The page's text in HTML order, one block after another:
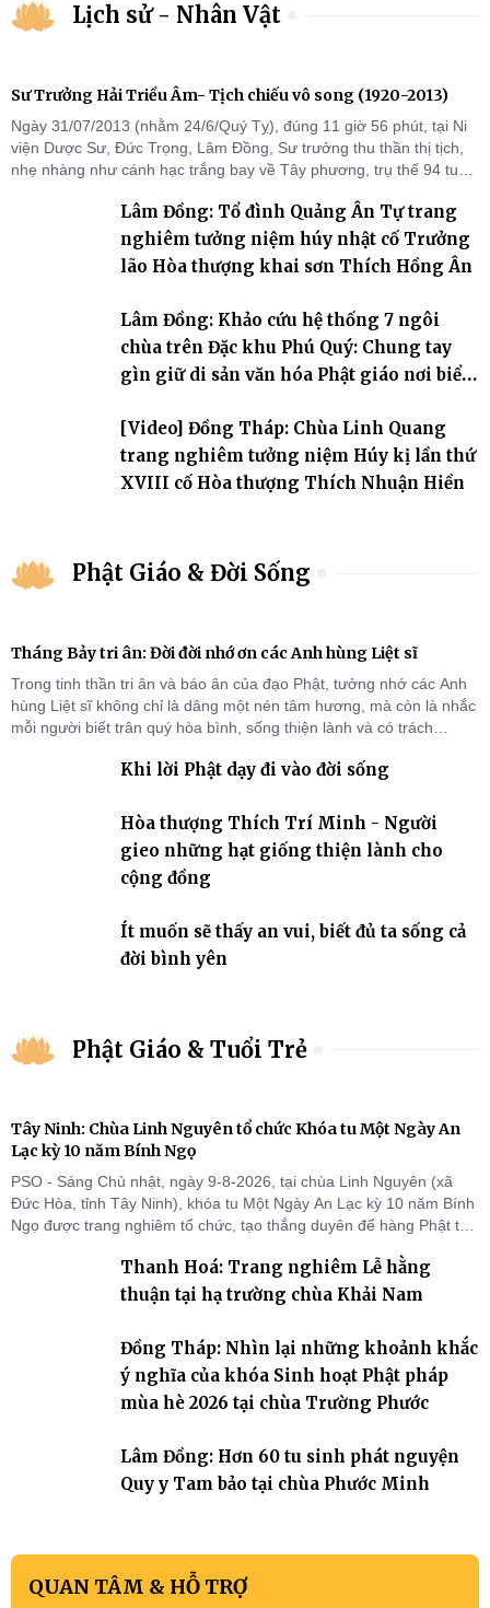
Lịch sử - Nhân Vật
Sư Trưởng Hải Triều Âm- Tịch chiếu vô song (1920-2013)
Ngày 31/07/2013 (nhằm 24/6/Quý Tỵ), đúng 11 giờ 56 phút, tại Ni
viện Dược Sư, Đức Trọng, Lâm Đồng, Sư trưởng thu thần thị tịch,
nhẹ nhàng như cánh hạc trắng bay về Tây phương, trụ thế 94 tuổi
Lâm Đồng: Tổ đình Quảng Ân Tự trang
nghiêm tưởng niệm húy nhật cố Trưởng
lão Hòa thượng khai sơn Thích Hồng Ân
Lâm Đồng: Khảo cứu hệ thống 7 ngôi
chùa trên Đặc khu Phú Quý: Chung tay
gìn giữ di sản văn hóa Phật giáo nơi biển
[Video] Đồng Tháp: Chùa Linh Quang
trang nghiêm tưởng niệm Húy kị lần thứ
XVIII cố Hòa thượng Thích Nhuận Hiền
Phật Giáo & Đời Sống
Tháng Bảy tri ân: Đời đời nhớ ơn các Anh hùng Liệt sĩ
Trong tinh thần tri ân và báo ân của đạo Phật, tưởng nhớ các Anh
hùng Liệt sĩ không chỉ là dâng một nén tâm hương, mà còn là nhắc
mỗi người biết trân quý hòa bình, sống thiện lành và có trách
Khi lời Phật dạy đi vào đời sống
Hòa thượng Thích Trí Minh - Người
gieo những hạt giống thiện lành cho
cộng đồng
Ít muốn sẽ thấy an vui, biết đủ ta sống cả
đời bình yên
Phật Giáo & Tuổi Trẻ
Tây Ninh: Chùa Linh Nguyên tổ chức Khóa tu Một Ngày An
Lạc kỳ 10 năm Bính Ngọ
PSO - Sáng Chủ nhật, ngày 9-8-2026, tại chùa Linh Nguyên (xã
Đức Hòa, tỉnh Tây Ninh), khóa tu Một Ngày An Lạc kỳ 10 năm Bính
Ngọ được trang nghiêm tổ chức, tạo thắng duyên để hàng Phật tử
đời sống thiện lành.Thanh Hoá: Trang nghiêm Lễ hằng
thuận tại hạ trường chùa Khải Nam
Đồng Tháp: Nhìn lại những khoảnh khắc
ý nghĩa của khóa Sinh hoạt Phật pháp
mùa hè 2026 tại chùa Trường Phước
Lâm Đồng: Hơn 60 tu sinh phát nguyện
Quy y Tam bảo tại chùa Phước Minh
QUAN TÂM & HỖ TRỢ